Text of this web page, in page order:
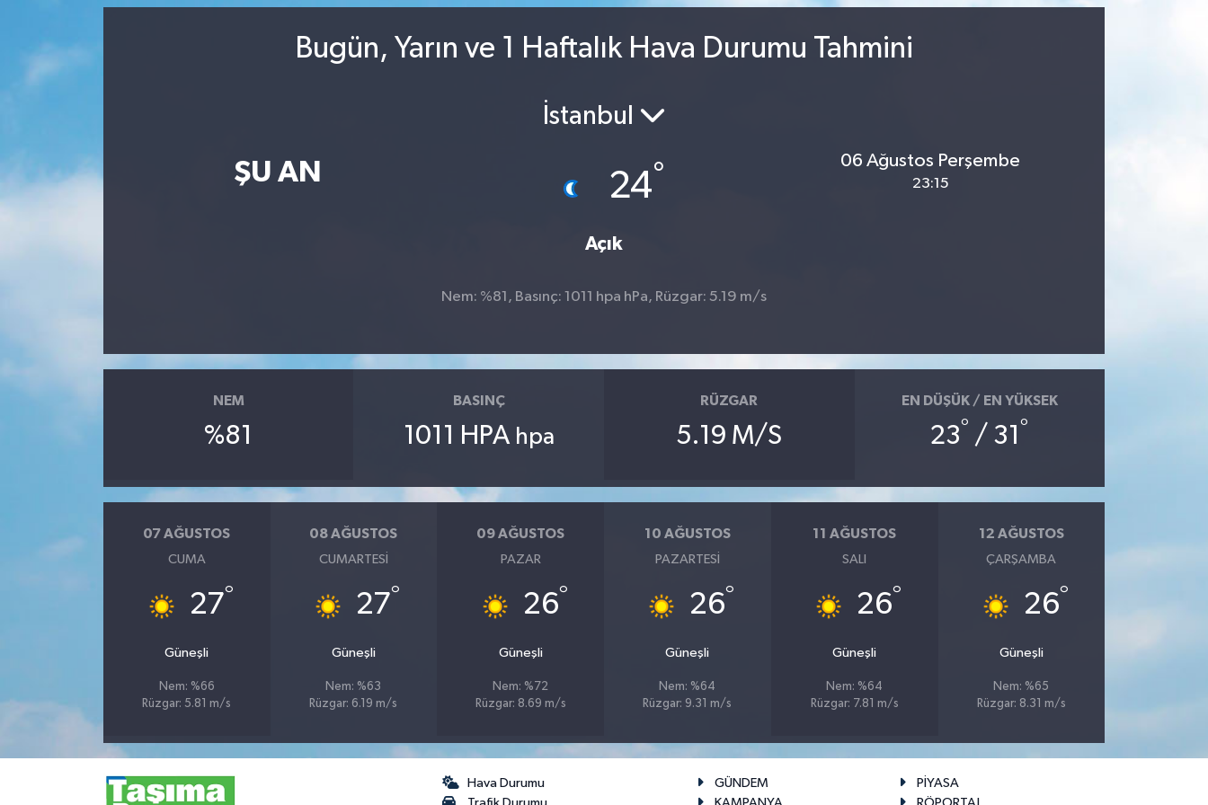
Bugün, Yarın ve 1 Haftalık Hava Durumu Tahmini
ŞU AN
İstanbul
24°
Açık
06 Ağustos Perşembe
23:15
Nem: %81, Basınç: 1011 hpa hPa, Rüzgar: 5.19 m/s
NEM
%81
BASINÇ
1011 HPA hpa
RÜZGAR
5.19 M/S
EN DÜŞÜK / EN YÜKSEK
23° / 31 °
07 AĞUSTOS
CUMA
27°
Güneşli
Nem: %66
Rüzgar: 5.81 m/s
08 AĞUSTOS
CUMARTESI
27°
Güneşli
Nem: %63
Rüzgar: 6.19 m/s
09 AĞUSTOS
PAZAR
26°
Güneşli
Nem: %72
Rüzgar: 8.69 m/s
10 AĞUSTOS
PAZARTESI
26°
Güneşli
Nem: %64
Rüzgar: 9.31 m/s
11 AĞUSTOS
SALI
26°
Güneşli
Nem: %64
Rüzgar: 7.81 m/s
12 AĞUSTOS
ÇARŞAMBA
26°
Güneşli
Nem: %65
Rüzgar: 8.31 m/s
Hava Durumu
GÜNDEM
PİYASA